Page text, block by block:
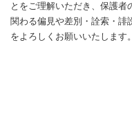
とをご理解いただき、保護者
関わる偏見や差別・詮索・誹
をよろしくお願いいたします。